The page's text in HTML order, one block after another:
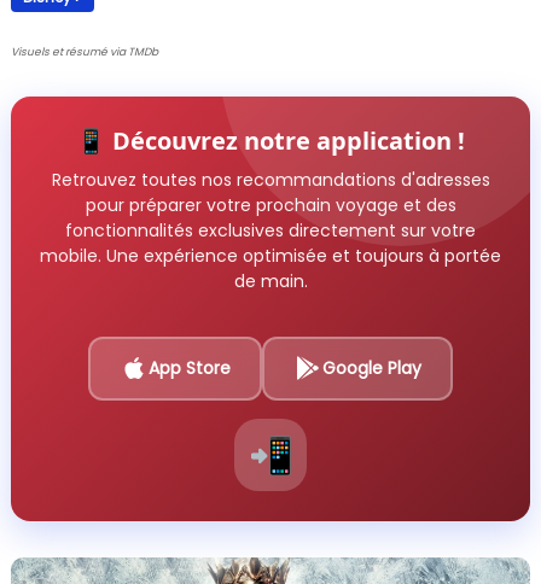
Visuels et résumé via TMDb
📱 Découvrez notre application !
Retrouvez toutes nos recommandations d'adresses
pour préparer votre prochain voyage et des
fonctionnalités exclusives directement sur votre
mobile. Une expérience optimisée et toujours à portée
de main.
App Store Google Play
📲